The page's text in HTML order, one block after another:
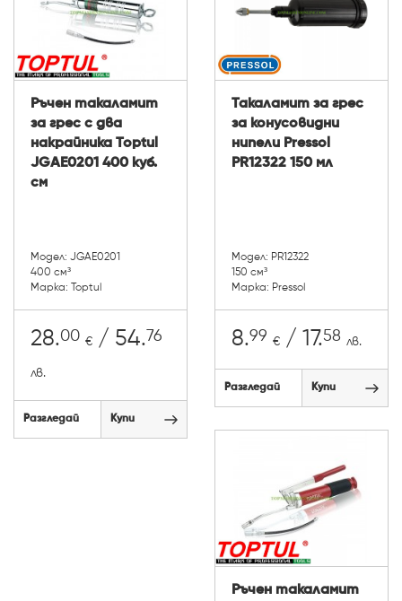
Ръчен такаламит
за грес с два
накрайника Toptul
JGAE0201 400 куб.
см
Модел: JGAE0201
400 см³
Марка: Toptul
28.00 € / 54.76
лв.
Разгледай Купи
Такаламит за грес
за конусовидни
нипели Pressol
PR12322 150 мл
Модел: PR12322
150 см³
Марка: Pressol
8.99 € / 17.58 лв.
Разгледай Купи
Ръчен такаламит